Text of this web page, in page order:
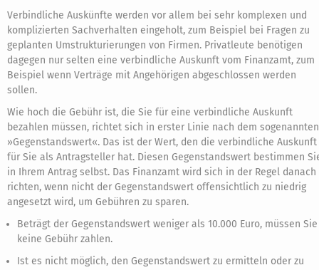
Verbindliche Auskünfte werden vor allem bei sehr komplexen und
komplizierten Sachverhalten eingeholt, zum Beispiel bei Fragen zu
geplanten Umstrukturierungen von Firmen. Privatleute benötigen
dagegen nur selten eine verbindliche Auskunft vom Finanzamt, zum
Beispiel wenn Verträge mit Angehörigen abgeschlossen werden
sollen.
Wie hoch die Gebühr ist, die Sie für eine verbindliche Auskunft
bezahlen müssen, richtet sich in erster Linie nach dem sogenannten
»Gegenstandswert«. Das ist der Wert, den die verbindliche Auskunft
für Sie als Antragsteller hat. Diesen Gegenstandswert bestimmen
in Ihrem Antrag selbst. Das Finanzamt wird sich in der Regel danach
richten, wenn nicht der Gegenstandswert offensichtlich zu niedrig
angesetzt wird, um Gebühren zu sparen.
Beträgt der Gegenstandswert weniger als 10.000 Euro, müssen Sie
keine Gebühr zahlen.
Ist es nicht möglich, den Gegenstandswert zu ermitteln oder zu